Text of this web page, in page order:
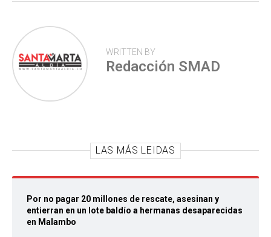
WRITTEN BY
Redacción SMAD
LAS MÁS LEIDAS
Por no pagar 20 millones de rescate, asesinan y
entierran en un lote baldío a hermanas desaparecidas
en Malambo